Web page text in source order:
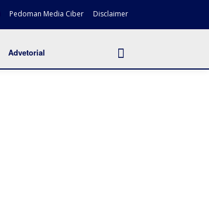
Pedoman Media Ciber Disclaimer
Advetorial